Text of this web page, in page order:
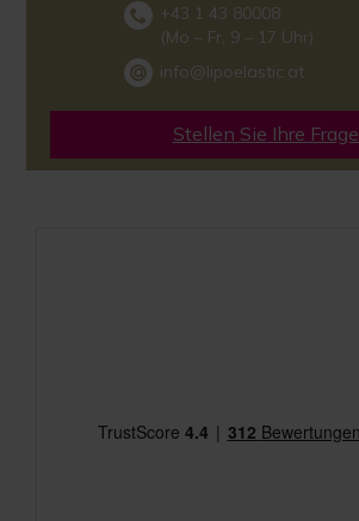
+43 1 43 80008
(Mo – Fr, 9 – 17 Uhr)
info@lipoelastic.at
Stellen Sie Ihre Frage.